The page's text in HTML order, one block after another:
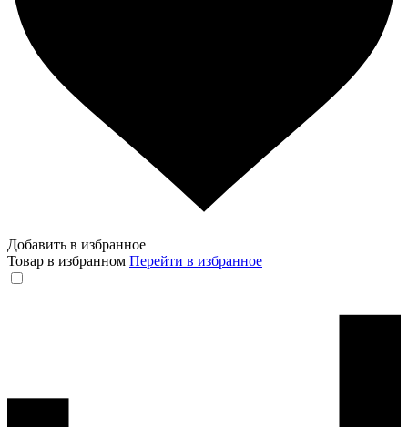
Добавить в избранное
Товар в избранном Перейти в избранное